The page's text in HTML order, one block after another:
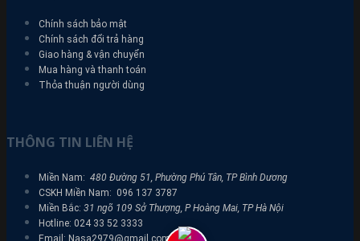
Chính sách bảo mật
Chính sách đổi trả hàng
Giao hàng & vận chuyển
Mua hàng và thanh toán
Thỏa thuận người dùng
THÔNG TIN LIÊN HỆ
Miền Nam: 480 Đường 51, Phường Phú Tân, TP Bình Dương
CSKH Miền Nam: 096 137 3787
Miền Bắc: 31 ngõ 109 Sở Thượng, P Hoàng Mai, TP Hà Nội
Hotline: 024 33 52 3333
Email: Nasa2979@gmail.com